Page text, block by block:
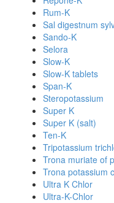
Rum-K
Sal digestnum
Sando-K
Selora
Slow-K
Slow-K tablets
Span-K
Steropotassium
Super K
Super K (salt)
Ten-K
Tripotassium
Trona muriate of
Trona potassium
Ultra K Chlor
Ultra-K-Chlor